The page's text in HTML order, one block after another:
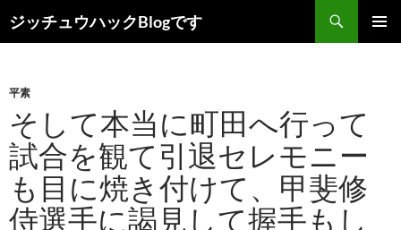
ン
ツ
ス
キ
ジッチュウハックBlogです
索
平素
そして本当に町田へ行って
試合を観て引退セレモニー
も目に焼き付けて、甲斐修
侍選手に謁見して握手もし